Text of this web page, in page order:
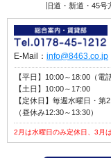
旧道・新道・45
E-Mail： info@8463.co.jp
【平日】10:00～18:00（電
【土日】10:00～17:00
【定休日】毎週水曜日・第
（昼休み12:30～13:30）
2月は水曜日のみ定休日、3月